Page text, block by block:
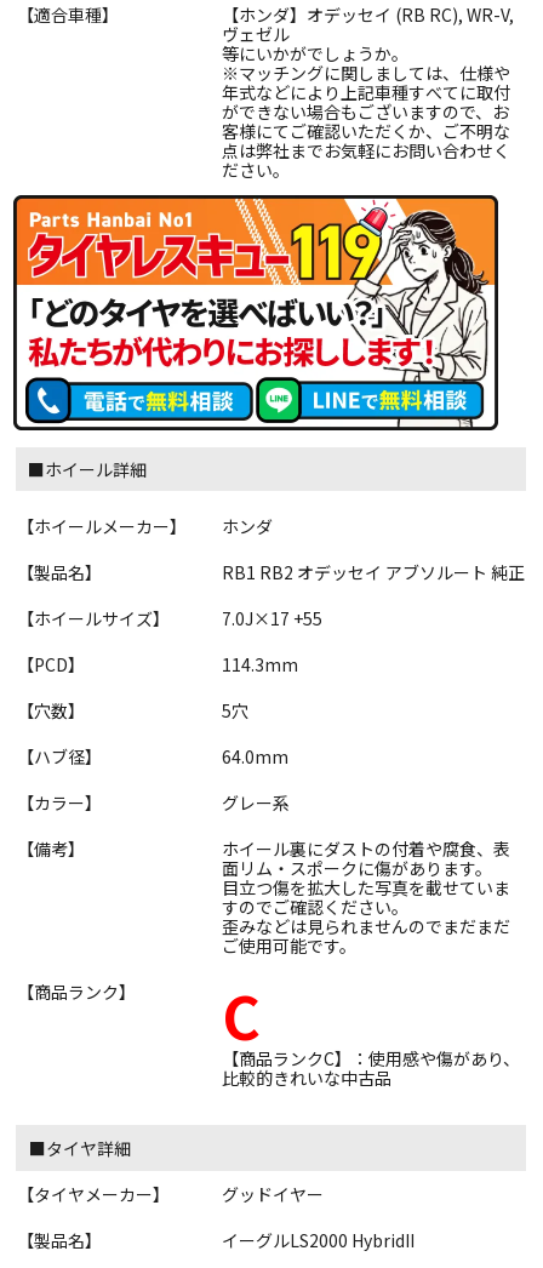
【適合車種】
【ホンダ】オデッセイ (RB RC), WR-V,
ヴェゼル
等にいかがでしょうか。
※マッチングに関しましては、仕様や
年式などにより上記車種すべてに取付
ができない場合もございますので、お
客様にてご確認いただくか、ご不明な
点は弊社までお気軽にお問い合わせく
ださい。
■ホイール詳細
【ホイールメーカー】
ホンダ
【製品名】
RB1 RB2 オデッセイ アブソルート 純正
【ホイールサイズ】
7.0J×17 +55
【PCD】
114.3mm
【穴数】
5穴
【ハブ径】
64.0mm
【カラー】
グレー系
【備考】
ホイール裏にダストの付着や腐食、表
面リム・スポークに傷があります。
目立つ傷を拡大した写真を載せていま
すのでご確認ください。
歪みなどは見られませんのでまだまだ
ご使用可能です。
【商品ランク】
C
【商品ランクC】：使用感や傷があり、
比較的きれいな中古品
■タイヤ詳細
【タイヤメーカー】
グッドイヤー
【製品名】
イーグルLS2000 HybridII